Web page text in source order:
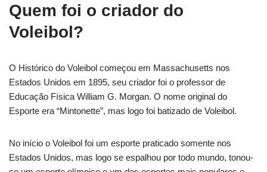
Quem foi o criador do
Voleibol?
O Histórico do Voleibol começou em Massachusetts nos
Estados Unidos em 1895, seu criador foi o professor de
Educação Física William G. Morgan. O nome original do
Esporte era “Mintonette”, mas logo foi batizado de Voleibol.
No início o Voleibol foi um esporte praticado somente nos
Estados Unidos, mas logo se espalhou por todo mundo, tonou-